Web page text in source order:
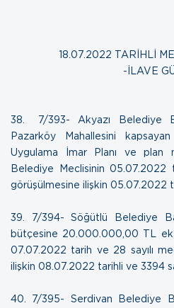
18.07.2022 TARİHLİ
-İLAVE
38. 7/393- Akyazı Belediye
Pazarköy Mahallesini
Uygulama İmar Planı ve plan
Belediye Meclisinin 05.07.2022
görüşülmesine ilişkin 05.07.2022
39. 7/394- Söğütlü Belediye
bütçesine 20.000.000,00 TL ek
07.07.2022 tarih ve 28 sayılı
ilişkin 08.07.2022 tarihli ve 3394
40. 7/395- Serdivan Belediye